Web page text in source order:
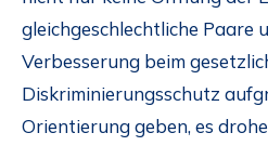
gleichgeschlechtliche Paare
Verbesserung beim
Diskriminierungsschutz
Orientierung geben, es